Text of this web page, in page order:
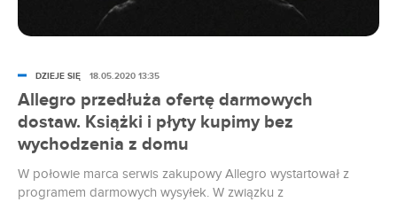
Allegro przedłuża ofertę darmowych
dostaw. Książki i płyty kupimy bez
wychodzenia z domu
W połowie marca serwis zakupowy Allegro wystartował z
programem darmowych wysyłek. W związku z
DZIEJE SIĘ 18.05.2020 13:35